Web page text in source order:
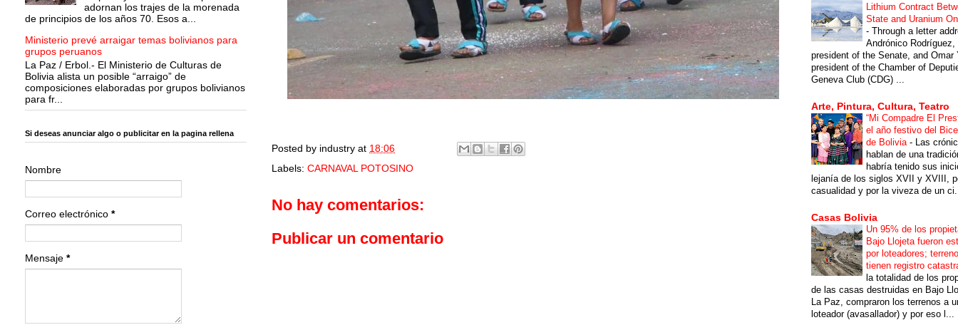
Posted by industry at 18:06
Labels: CARNAVAL POTOSINO
No hay comentarios:
Publicar un comentario
adornan los trajes de la morenada
de principios de los años 70. Esos a...
Ministerio prevé arraigar temas bolivianos para
grupos peruanos
La Paz / Erbol.- El Ministerio de Culturas de
Bolivia alista un posible “arraigo” de
composiciones elaboradas por grupos bolivianos
para fr...
Si deseas anunciar algo o publicitar en la pagina rellena
Nombre
Correo electrónico *
Mensaje *
Lithium Contract
State and Uranium
- Through a letter
Andrónico Rodríguez,
president of the Senate, and Omar
president of the Chamber of
Geneva Club (CDG) ...
Arte, Pintura, Cultura, Teatro
“Mi Compadre El
el año festivo del
de Bolivia - Las
hablan de una
habría tenido sus
lejanía de los siglos XVII y XVIII,
casualidad y por la viveza de un
Casas Bolivia
Un 95% de los
Bajo Llojeta fueron
por loteadores;
tienen registro
la totalidad de los
de las casas destruidas en Bajo
La Paz, compraron los terrenos a
loteador (avasallador) y por eso l...